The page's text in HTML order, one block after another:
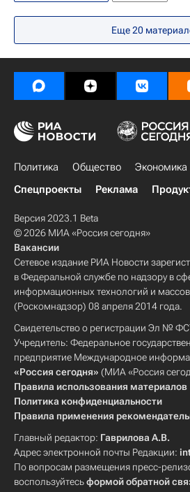
Новости культуры
что посмотреть
Фото
Еще20
Политика Общество Экономика
Спецпроекты
Реклама
Версия 2023.1 Beta
© 2026 МИА «Россия сегодня»
Вакансии
Сетевое издание РИА Новости
в Федеральной службе по надзору в
информационных технологий и
(Роскомнадзор) 08 апреля 2014 года.
Свидетельство о регистрации Эл №
Учредитель: Федеральное
предприятие Международное
«Россия сегодня» (МИА «Россия
Правила использования материалов
Политика конфиденциальности
Правила применения
Главный редактор: Гаврилова А.В.
Адрес электронной почты Редакции:
По вопросам размещения пресс-
воспользуйтесьформой обратной